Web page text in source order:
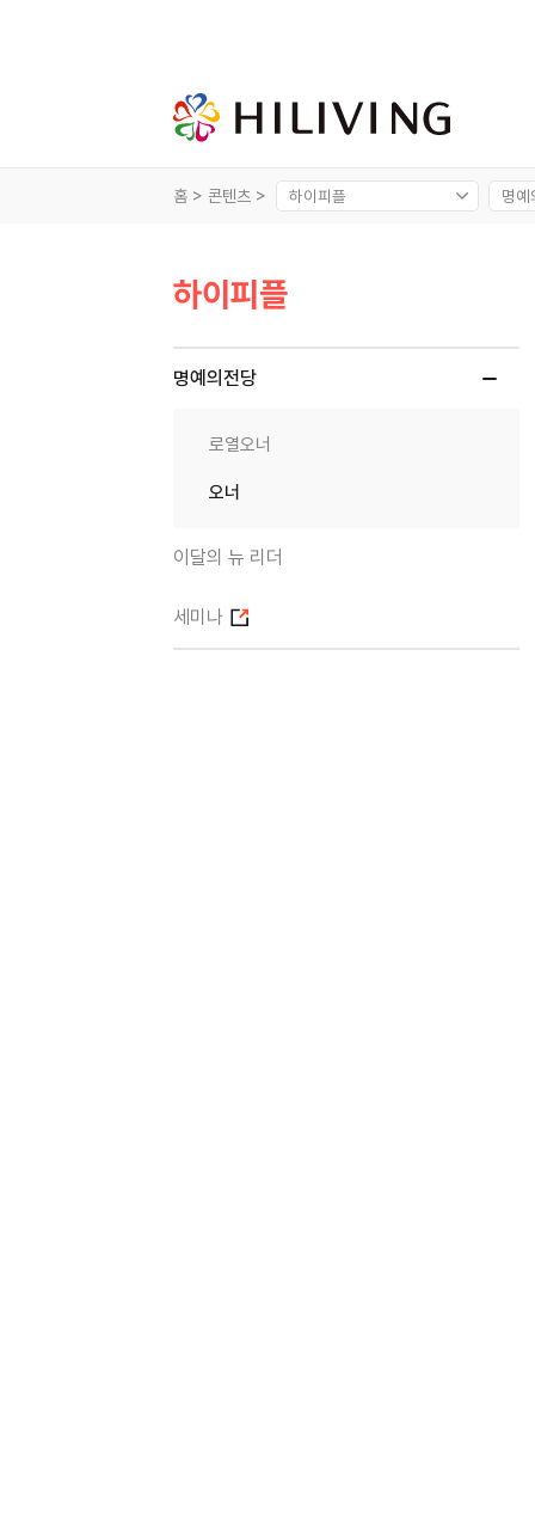
홈 > 콘텐츠 >
하이피플
명예의전당
로열오너
오너
이달의 뉴 리더
세미나